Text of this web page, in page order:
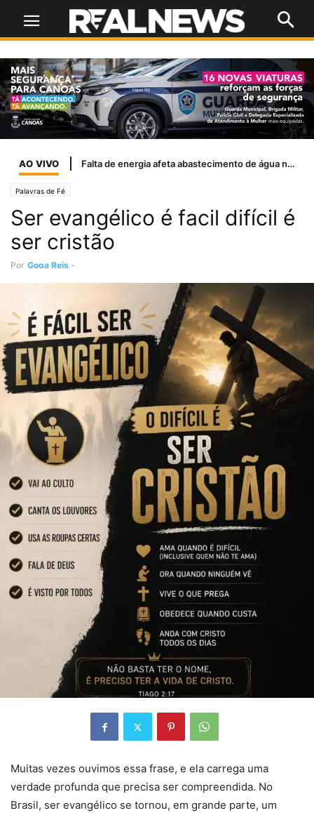
AO VIVO Falta de energia afeta abastecimento de água na região Metropolitana
Palavras de Fé
Ser evangélico é facil difícil é
ser cristão
Por Goga Reis -
Muitas vezes ouvimos essa frase, e ela carrega uma
verdade profunda que precisa ser compreendida. No
Brasil, ser evangélico se tornou, em grande parte, um